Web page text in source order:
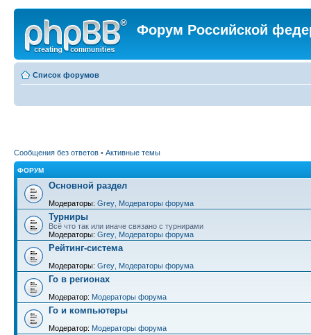
Форум Российской
Список форумов
Сообщения без ответов • Активные темы
ФОРУМ
Основной раздел
Модераторы: Grey Модераторы форума
Турниры
Всё что так или иначе связано с турнирами
Модераторы: Grey Модераторы форума
Рейтинг-система
Модераторы: Grey Модераторы форума
Го в регионах
Модератор: Модераторы форума
Го и компьютеры
Модератор: Модераторы форума